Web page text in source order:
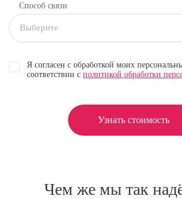
Способ связи
Выберите
Я согласен с обработкой моих
соответствии с политикой обработки
Узнать стоимость
Чем же мы так